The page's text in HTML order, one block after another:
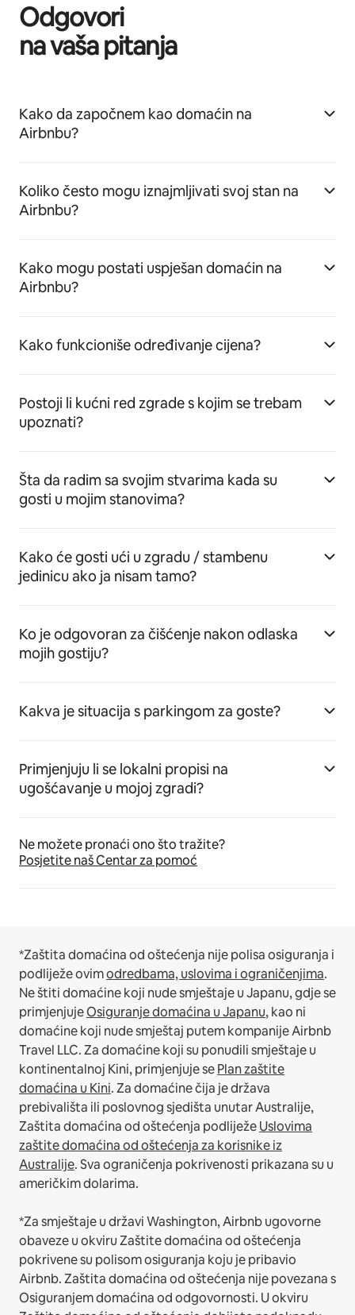
Odgovori
na vaša pitanja
Kako da započnem kao domaćin na
Airbnbu?
Koliko često mogu iznajmljivati svoj stan na
Airbnbu?
Kako mogu postati uspješan domaćin na
Airbnbu?
Kako funkcioniše određivanje cijena?
Postoji li kućni red zgrade s kojim se trebam
upoznati?
Šta da radim sa svojim stvarima kada su
gosti u mojim stanovima?
Kako će gosti ući u zgradu / stambenu
jedinicu ako ja nisam tamo?
Ko je odgovoran za čišćenje nakon odlaska
mojih gostiju?
Kakva je situacija s parkingom za goste?
Primjenjuju li se lokalni propisi na
ugošćavanje u mojoj zgradi?
Ne možete pronaći ono što tražite?
Posjetite naš Centar za pomoć
*Zaštita domaćina od oštećenja nije polisa osiguranja i
podliježe ovimodredbama, uslovima i ograničenjima.
Ne štiti domaćine koji nude smještaje u Japanu, gdje se
primjenjujeOsiguranje domaćina u Japanu, kao ni
domaćine koji nude smještaj putem kompanije Airbnb
Travel LLC.Za domaćine koji su ponudili smještaje u
kontinentalnoj Kini, primjenjuje sePlan zaštite
domaćina u Kini.Za domaćine čija je država
prebivališta ili poslovnog sjedišta unutar Australije,
Zaštita domaćina od oštećenja podliježeUslovima
zaštite domaćina od oštećenja za korisnike iz
Australije. Sva ograničenja pokrivenosti prikazana su u
američkim dolarima.
*Za smještaje u državi Washington, Airbnb ugovorne
obaveze u okviru Zaštite domaćina od oštećenja
pokrivene su polisom osiguranja koju je pribavio
Airbnb. Zaštita domaćina od oštećenja nije povezana s
Osiguranjem domaćina od odgovornosti. U okviru